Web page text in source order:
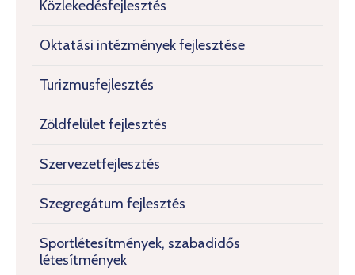
Közlekedésfejlesztés
Oktatási intézmények fejlesztése
Turizmusfejlesztés
Zöldfelület fejlesztés
Szervezetfejlesztés
Szegregátum fejlesztés
Sportlétesítmények, szabadidős
létesítmények